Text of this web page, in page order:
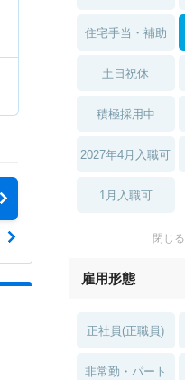
住宅手当・補助
土日祝休
積極採用中
2027年4月入職可
1月入職可
閉じる
雇用形態
正社員(正職員)
非常勤・パート